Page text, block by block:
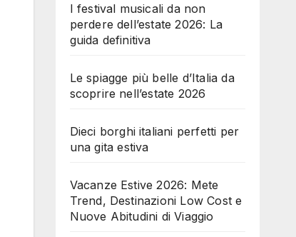
I festival musicali da non
perdere dell’estate 2026: La
guida definitiva
Le spiagge più belle d’Italia da
scoprire nell’estate 2026
Dieci borghi italiani perfetti per
una gita estiva
Vacanze Estive 2026: Mete
Trend, Destinazioni Low Cost e
Nuove Abitudini di Viaggio